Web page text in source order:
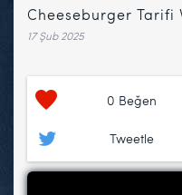
Cheeseburger Tarifi
17 Şub 2025
0 Beğen
Tweetle